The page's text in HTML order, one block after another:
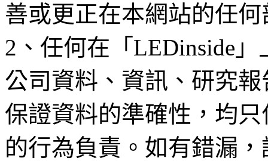
善或更正在本網站的任
2、任何在「LEDinside
公司資料、資訊、研究
保證資料的準確性，均
的行為負責。如有錯漏